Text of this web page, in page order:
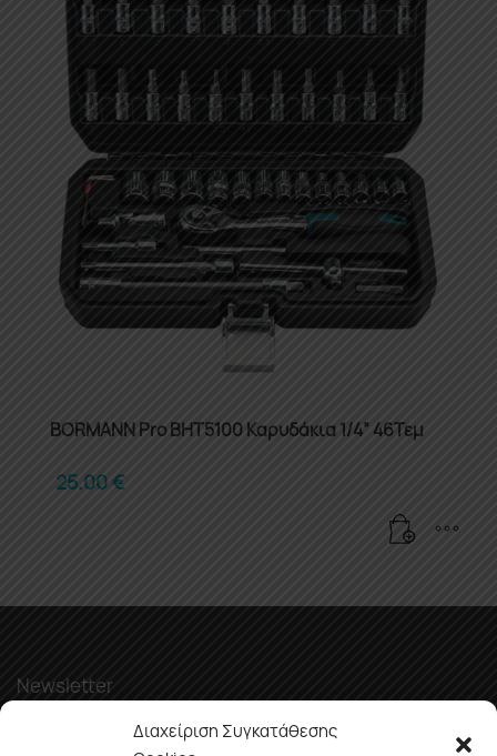
Διαχείριση Συγκατάθεσης
BORMANN Pro BHT5100 Καρυδάκια 1/4” 46Τεμ
25.00€
Newsletter